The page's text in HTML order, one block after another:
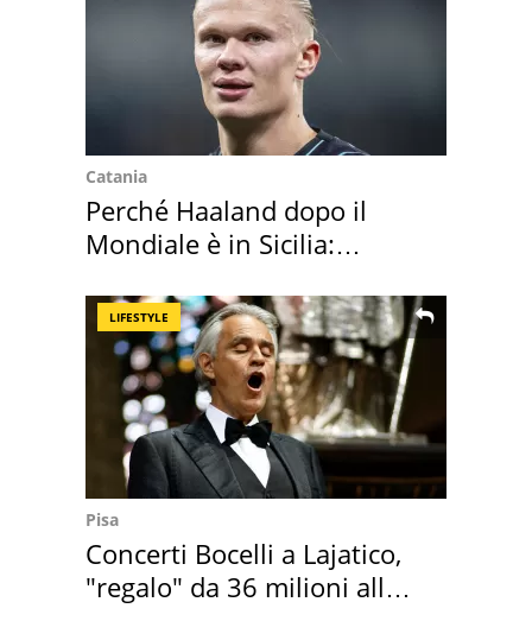
Catania
Perché Haaland dopo il
Mondiale è in Sicilia:
LIFESTYLE
Pisa
Concerti Bocelli a Lajatico,
"regalo" da 36 milioni alla